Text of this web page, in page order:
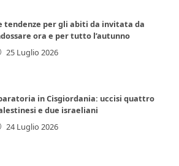
tendenze per gli abiti da invitata da
ora e per tutto l’autunno
25 Luglio 2026
in Cisgiordania: uccisi quattro
e due israeliani
24 Luglio 2026